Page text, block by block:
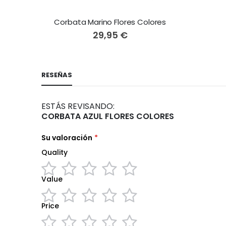
Corbata Marino Flores Colores
29,95 €
RESEÑAS
ESTÁS REVISANDO:
CORBATA AZUL FLORES COLORES
Su valoración
Quality
1
star
2
stars
3
stars
4
stars
5
stars
Value
1
star
2
stars
3
stars
4
stars
5
stars
Price